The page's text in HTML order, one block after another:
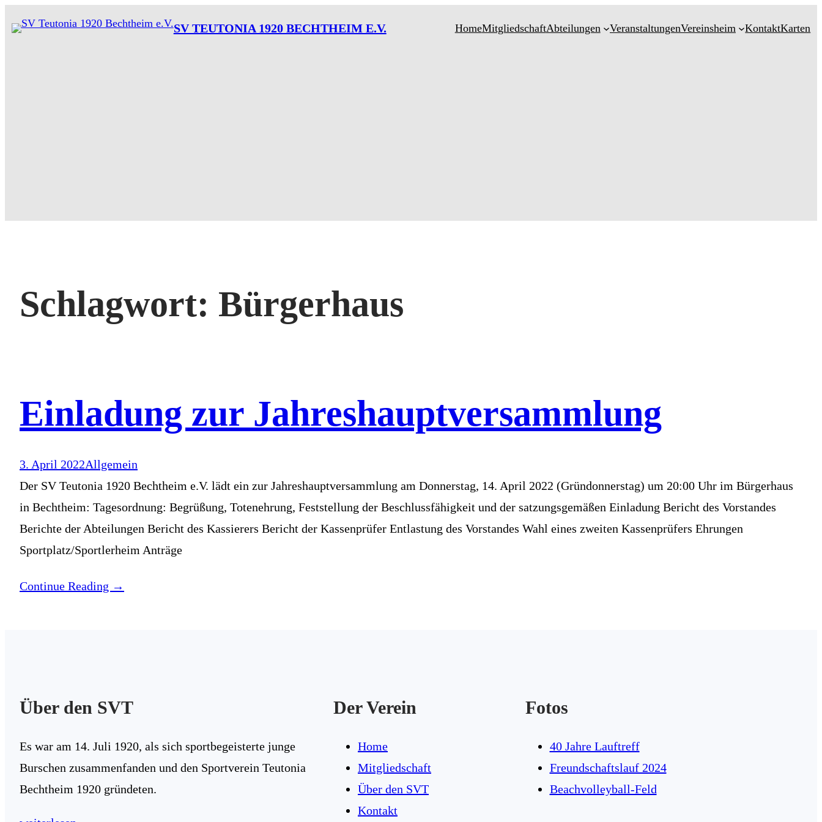
SV TEUTONIA 1920 BECHTHEIM E.V. HomeMitgliedschaftAbteilungen VeranstaltungenVereinsheim KontaktKarten
Schlagwort: Bürgerhaus
Einladung zur Jahreshauptversammlung
3. April 2022Allgemein
Der SV Teutonia 1920 Bechtheim e.V. lädt ein zur Jahreshauptversammlung am Donnerstag, 14. April 2022 (Gründonnerstag) um 20:00 Uhr im Bürgerhaus
in Bechtheim: Tagesordnung: Begrüßung, Totenehrung, Feststellung der Beschlussfähigkeit und der satzungsgemäßen Einladung Bericht des Vorstandes
Berichte der Abteilungen Bericht des Kassierers Bericht der Kassenprüfer Entlastung des Vorstandes Wahl eines zweiten Kassenprüfers Ehrungen
Sportplatz/Sportlerheim Anträge
Continue Reading →
Über den SVT
Es war am 14. Juli 1920, als sich sportbegeisterte junge
Burschen zusammenfanden und den Sportverein Teutonia
Bechtheim 1920 gründeten.
Der Verein
Home
Mitgliedschaft
Über den SVT
Kontakt
Fotos
40 Jahre Lauftreff
Freundschaftslauf 2024
Beachvolleyball-Feld